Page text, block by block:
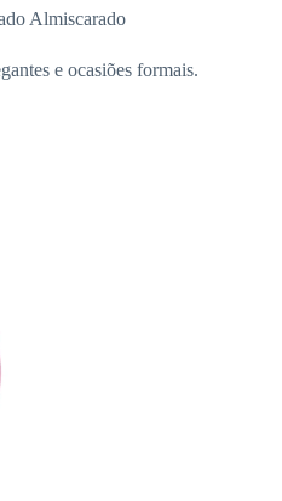
Almiscarado
e ocasiões formais.